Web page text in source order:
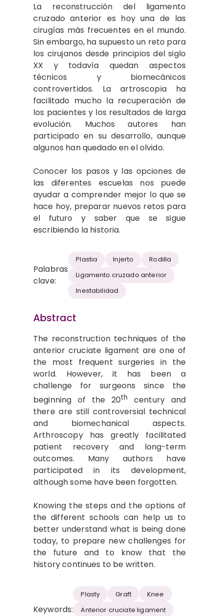
La reconstrucción del ligamento
cruzado anterior es hoy una de las
cirugías más frecuentes en el mundo.
Sin embargo, ha supuesto un reto para
los cirujanos desde principios del siglo
XX y todavía quedan aspectos
técnicos y biomecánicos
controvertidos. La artroscopia ha
facilitado mucho la recuperación de
los pacientes y los resultados de larga
evolución. Muchos autores han
participado en su desarrollo, aunque
algunos han quedado en el olvido.
Conocer los pasos y las opciones de
las diferentes escuelas nos puede
ayudar a comprender mejor lo que se
hace hoy, preparar nuevos retos para
el futuro y saber que se sigue
escribiendo la historia.
Palabras
clave:
Plastia Injerto
Rodilla
Ligamento cruzado anterior
Inestabilidad
Abstract
The reconstruction techniques of the
anterior cruciate ligament are one of
the most frequent surgeries in the
world. However, it has been a
challenge for surgeons since the
beginning of the 20th
century and
there are still controversial technical
and biomechanical aspects.
Arthroscopy has greatly facilitated
patient recovery and long-term
outcomes. Many authors have
participated in its development,
although some have been forgotten.
Knowing the steps and the options of
the different schools can help us to
better understand what is being done
today, to prepare new challenges for
the future and to know that the
history continues to be written.
Keywords:
Plasty Graft
Knee
Anterior cruciate ligament